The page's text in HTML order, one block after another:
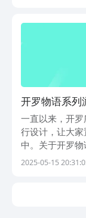
实...
开罗物语系列
介绍2025
一直以来，开
行设计，让大
中。关于开罗
不妨进行全方位
2025-05-15